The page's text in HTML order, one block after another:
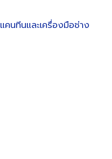
แคนทีนและเครื่องมือช่าง